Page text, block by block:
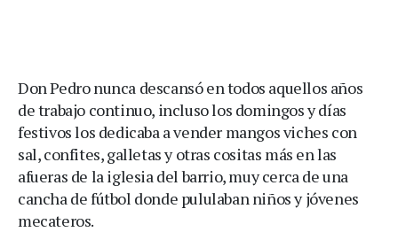
Don Pedro nunca descansó en todos aquellos años
de trabajo continuo, incluso los domingos y días
festivos los dedicaba a vender mangos viches con
sal, confites, galletas y otras cositas más en las
afueras de la iglesia del barrio, muy cerca de una
cancha de fútbol donde pululaban niños y jóvenes
mecateros.